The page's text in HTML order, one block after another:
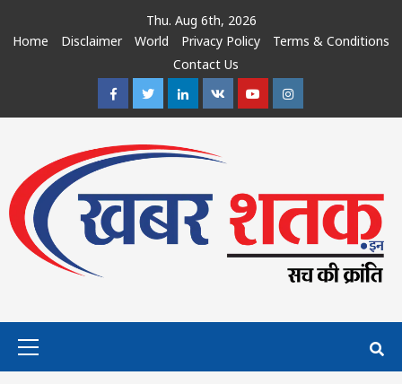
Thu. Aug 6th, 2026
Home
Disclaimer World Privacy Policy
Terms & Conditions
Contact Us
FacebookTwitterLinkedin
VK YoutubeInstagram